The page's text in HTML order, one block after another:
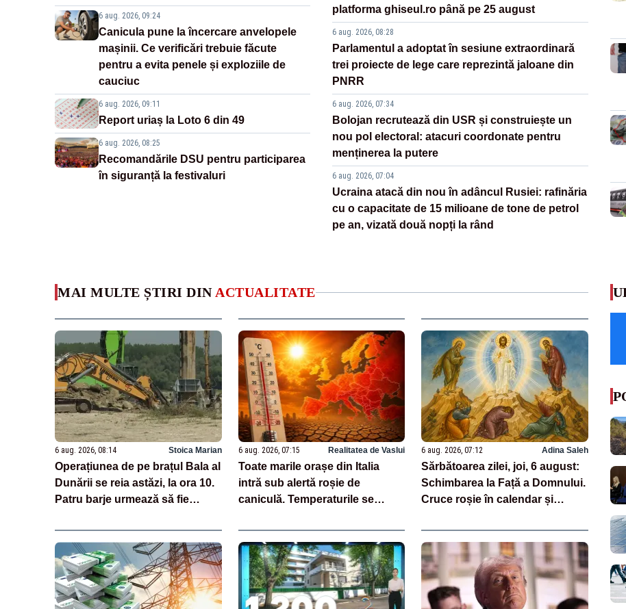
6 aug. 2026, 09:24
Canicula pune la încercare anvelopele
mașinii. Ce verificări trebuie făcute
pentru a evita penele și exploziile de
cauciuc
6 aug. 2026, 09:11
Report uriaș la Loto 6 din 49
6 aug. 2026, 08:25
Recomandările DSU pentru participarea
în siguranță la festivaluri
platforma ghiseul.ro până pe 25 august
6 aug. 2026, 08:28
Parlamentul a adoptat în sesiune extraordinară
trei proiecte de lege care reprezintă jaloane din
PNRR
6 aug. 2026, 07:34
Bolojan recrutează din USR și construiește un
nou pol electoral: atacuri coordonate pentru
menținerea la putere
6 aug. 2026, 07:04
Ucraina atacă din nou în adâncul Rusiei: rafinăria
cu o capacitate de 15 milioane de tone de petrol
pe an, vizată două nopți la rând
MAI MULTE ȘTIRI DIN ACTUALITATE
6 aug. 2026, 08:14 Stoica Marian
Operațiunea de pe brațul Bala al
Dunării se reia astăzi, la ora 10.
Patru barje urmează să fie
6 aug. 2026, 07:15 Realitatea de Vaslui
Toate marile orașe din Italia
intră sub alertă roșie de
caniculă. Temperaturile se
6 aug. 2026, 07:12 Adina Saleh
Sărbătoarea zilei, joi, 6 august:
Schimbarea la Față a Domnului.
Cruce roșie în calendar și